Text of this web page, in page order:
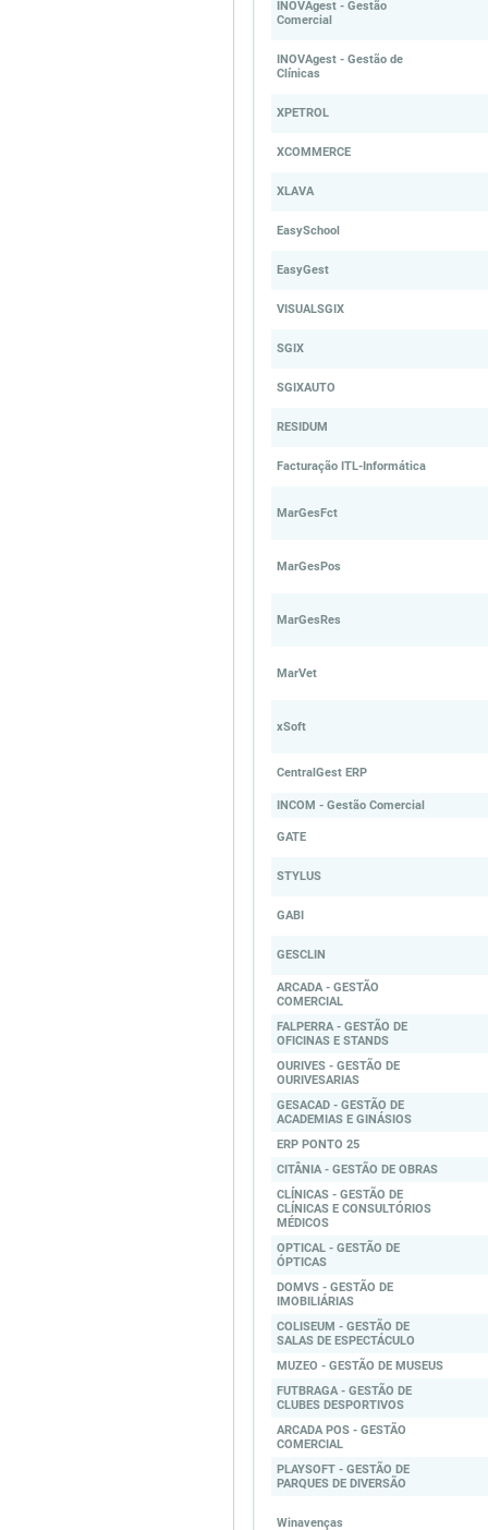
INOVAgest - Gestão
Comercial
INOVAgest - Gestão de
Clínicas
XPETROL
XCOMMERCE
XLAVA
EasySchool
EasyGest
VISUALSGIX
SGIX
SGIXAUTO
RESIDUM
Facturação ITL-Informática
MarGesFct
MarGesPos
MarGesRes
MarVet
xSoft
CentralGest ERP
INCOM - Gestão Comercial
GATE
STYLUS
GABI
GESCLIN
ARCADA - GESTÃO
COMERCIAL
FALPERRA - GESTÃO DE
OFICINAS E STANDS
OURIVES - GESTÃO DE
OURIVESARIAS
GESACAD - GESTÃO DE
ACADEMIAS E GINÁSIOS
ERP PONTO 25
CITÂNIA - GESTÃO DE OBRAS
CLÍNICAS - GESTÃO DE
CLÍNICAS E CONSULTÓRIOS
MÉDICOS
OPTICAL - GESTÃO DE
ÓPTICAS
DOMVS - GESTÃO DE
IMOBILIÁRIAS
COLISEUM - GESTÃO DE
SALAS DE ESPECTÁCULO
MUZEO - GESTÃO DE MUSEUS
FUTBRAGA - GESTÃO DE
CLUBES DESPORTIVOS
ARCADA POS - GESTÃO
COMERCIAL
PLAYSOFT - GESTÃO DE
PARQUES DE DIVERSÃO
Winavenças